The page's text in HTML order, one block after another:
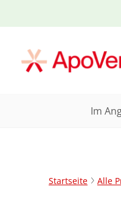
Im
Startseite Alle